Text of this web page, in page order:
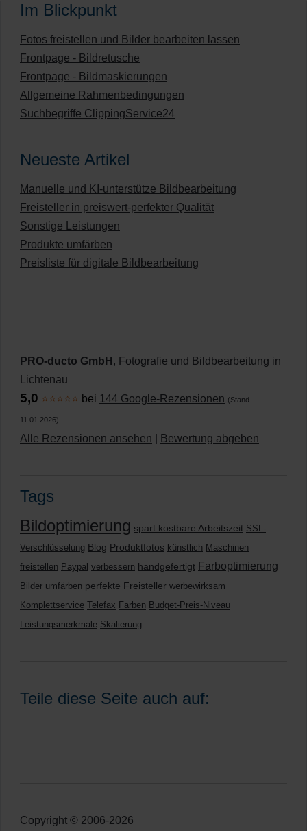
Im Blickpunkt
Fotos freistellen und Bilder bearbeiten lassen
Frontpage - Bildretusche
Frontpage - Bildmaskierungen
Allgemeine Rahmenbedingungen
Suchbegriffe ClippingService24
Neueste Artikel
Manuelle und KI-unterstütze Bildbearbeitung
Freisteller in preiswert-perfekter Qualität
Sonstige Leistungen
Produkte umfärben
Preisliste für digitale Bildbearbeitung
PRO-ducto GmbH , Fotografie und Bildbearbeitung in
Lichtenau
5,0 ⭐⭐⭐⭐⭐ bei 144 Google-Rezensionen (Stand
11.01.2026)
Alle Rezensionen ansehen Bewertung abgeben
Tags
Bildoptimierung spart kostbare Arbeitszeit SSL-
Verschlüsselung Blog Produktfotos künstlich Maschinen
freistellen Paypal verbessern handgefertigt Farboptimierung
Bilder umfärben perfekte Freisteller werbewirksam
Komplettservice Telefax Farben Budget-Preis-Niveau
Leistungsmerkmale Skalierung
Teile diese Seite auch auf:
Copyright © 2006-2026